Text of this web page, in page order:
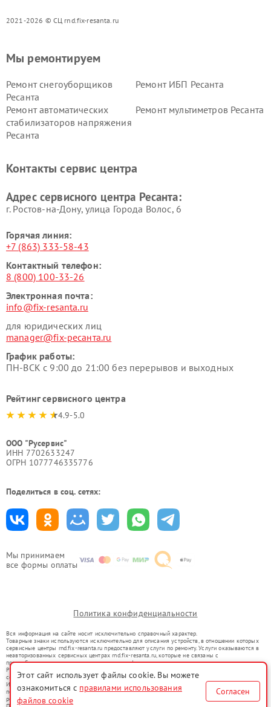
2021-2026 © СЦ rnd.fix-resanta.ru
Мы принимаем
все формы оплаты
Мы ремонтируем
Ремонт снегоуборщиков
Ресанта
Ремонт ИБП Ресанта
Ремонт автоматических
стабилизаторов напряжения
Ресанта
Ремонт мультиметров Ресанта
Контакты сервис центра
Адрес сервисного центра Ресанта:
г. Ростов-на-Дону, улица Города Волос, 6
Горячая линия:
+7 (863) 333-58-43
Контактный телефон:
8 (800) 100-33-26
Электронная почта:
info@fix-resanta.ru
для юридических лиц
manager@fix-ресанта.ru
График работы:
ПН-ВСК с 9:00 до 21:00 без перерывов и выходных
Рейтинг сервисного центра
4.9-5.0
ООО "Русервис"
ИНН 7702633247
ОГРН 1077746335776
Поделиться в соц. сетях:
Политика конфиденциальности
Вся информация на сайте носит исключительно справочный характер.
Товарные знаки используются исключительно для описания устройств, в отношении которых
сервисные центры rnd.fix-resanta.ru предоставляют услуги по ремонту. Услуги оказываются в
неавторизованных сервисных центрах rnd.fix-resanta.ru, которые не связаны с
правообладателями товарных знаков или их официальными представителями.
Ремонт осуществляется для устройств, уже введенных в гражданский оборот в соответствии
со статьей 1487 ГК РФ.
Использование товарных знаков не преследует цели индивидуализации услуг или введения
потребителей в заблуждение, а служит для информирования о предоставляемых услугах по
ремонту техники указанных брендов.
Этот сайт использует файлы cookie. Вы можете
ознакомиться с правилами использования
файлов cookie
Согласен